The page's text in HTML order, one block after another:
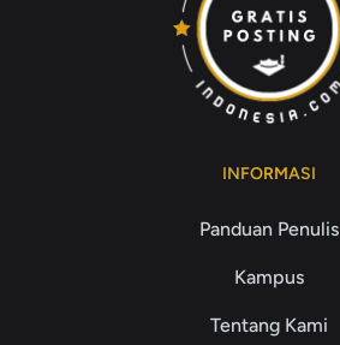
INFORMASI
Panduan Penulis
Kampus
Tentang Kami